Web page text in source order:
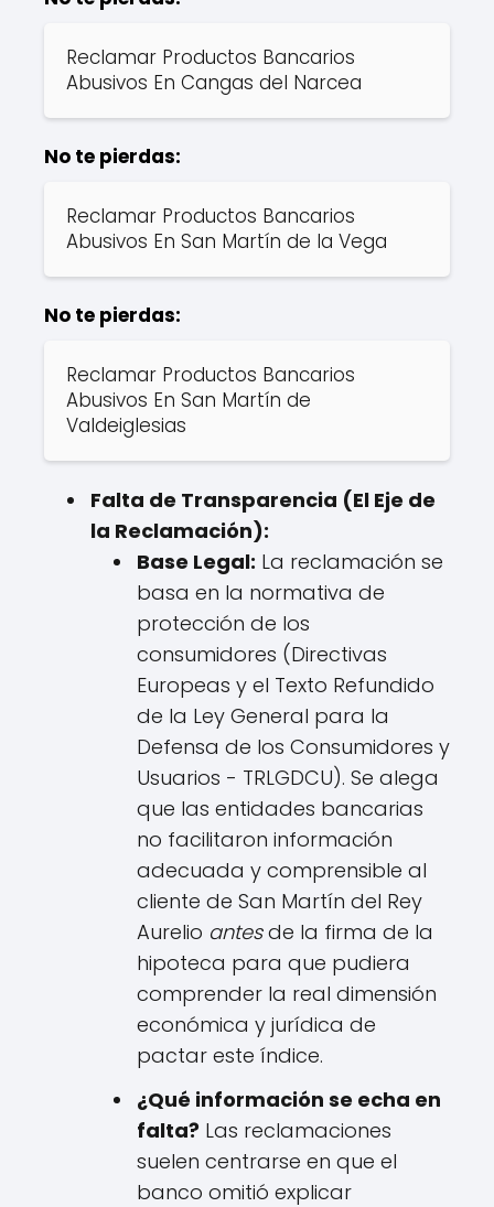
Reclamar Productos Bancarios
Abusivos En Cangas del Narcea
No te pierdas:
Reclamar Productos Bancarios
Abusivos En San Martín de la Vega
No te pierdas:
Reclamar Productos Bancarios
Abusivos En San Martín de
Valdeiglesias
Falta de Transparencia (El Eje de
la Reclamación):
Base Legal: La reclamación se
basa en la normativa de
protección de los
consumidores (Directivas
Europeas y el Texto Refundido
de la Ley General para la
Defensa de los Consumidores y
Usuarios - TRLGDCU). Se alega
que las entidades bancarias
no facilitaron información
adecuada y comprensible al
cliente de San Martín del Rey
Aurelio antesde la firma de la
hipoteca para que pudiera
comprender la real dimensión
económica y jurídica de
pactar este índice.
¿Qué información se echa en
falta? Las reclamaciones
suelen centrarse en que el
banco omitió explicar